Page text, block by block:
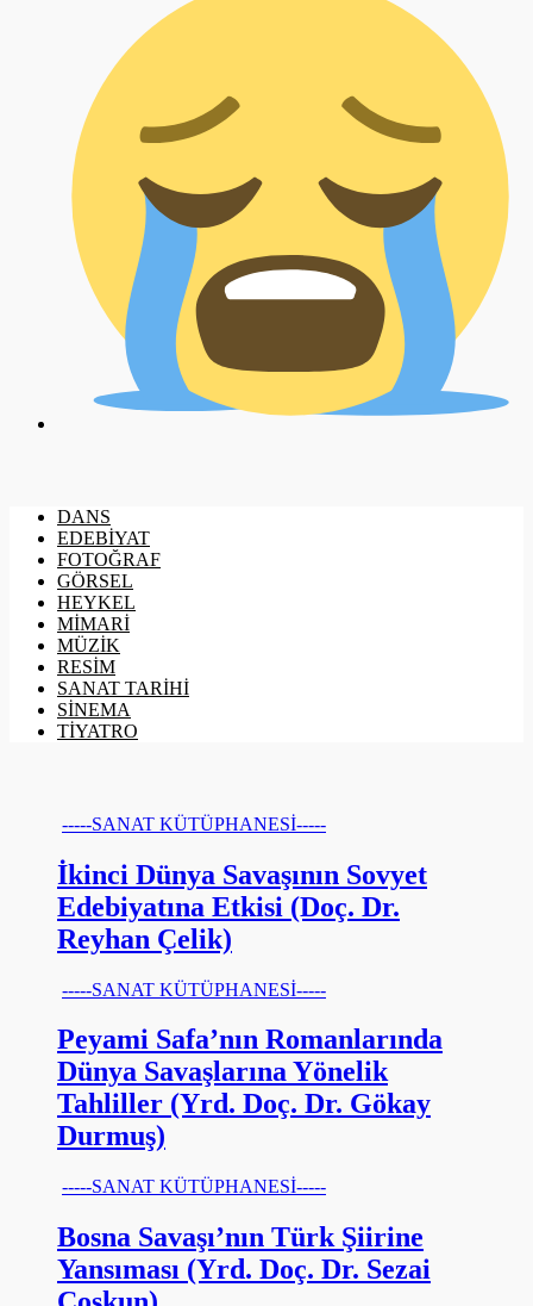
DANS
EDEBİYAT
FOTOĞRAF
GÖRSEL
HEYKEL
MİMARİ
MÜZİK
RESİM
SANAT TARİHİ
SİNEMA
TİYATRO
-----SANAT KÜTÜPHANESİ-----
İkinci Dünya Savaşının Sovyet
Edebiyatına Etkisi (Doç. Dr.
Reyhan Çelik)
-----SANAT KÜTÜPHANESİ-----
Peyami Safa’nın Romanlarında
Dünya Savaşlarına Yönelik
Tahliller (Yrd. Doç. Dr. Gökay
Durmuş)
-----SANAT KÜTÜPHANESİ-----
Bosna Savaşı’nın Türk Şiirine
Yansıması (Yrd. Doç. Dr. Sezai